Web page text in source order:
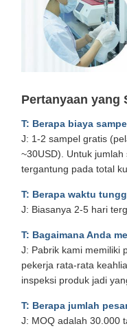
Pertanyaan yang
T: Berapa biaya
J: 1-2 sampel gratis
~30USD). Untuk
tergantung pada total
T: Berapa waktu
J: Biasanya 2-5 hari
T: Bagaimana Anda
J: Pabrik kami memiliki
pekerja rata-rata
inspeksi produk jadi
T: Berapa jumlah
J: MOQ adalah 30.000